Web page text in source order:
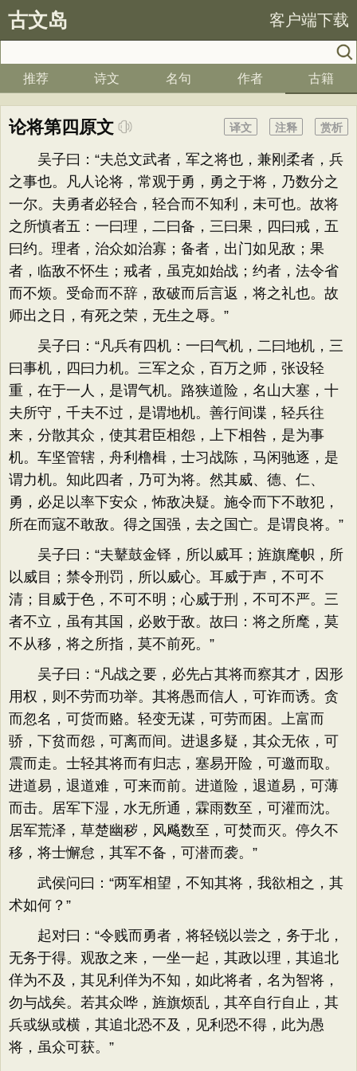
古文岛 客户端下载
推荐 诗文 名句 作者 古籍
论将第四原文 赏析
注释
译文
吴子曰：“夫总文武者，军之将也，兼刚柔者，兵
之事也。凡人论将，常观于勇，勇之于将，乃数分之
一尔。夫勇者必轻合，轻合而不知利，未可也。故将
之所慎者五：一曰理，二曰备，三曰果，四曰戒，五
曰约。理者，治众如治寡；备者，出门如见敌；果
者，临敌不怀生；戒者，虽克如始战；约者，法令省
而不烦。受命而不辞，敌破而后言返，将之礼也。故
师出之日，有死之荣，无生之辱。”
吴子曰：“凡兵有四机：一曰气机，二曰地机，三
曰事机，四曰力机。三军之众，百万之师，张设轻
重，在于一人，是谓气机。路狭道险，名山大塞，十
夫所守，千夫不过，是谓地机。善行间谍，轻兵往
来，分散其众，使其君臣相怨，上下相咎，是为事
机。车坚管辖，舟利橹楫，士习战陈，马闲驰逐，是
谓力机。知此四者，乃可为将。然其威、德、仁、
勇，必足以率下安众，怖敌决疑。施令而下不敢犯，
所在而寇不敢敌。得之国强，去之国亡。是谓良将。”
吴子曰：“夫鼙鼓金铎，所以威耳；旌旗麾帜，所
以威目；禁令刑罚，所以威心。耳威于声，不可不
清；目威于色，不可不明；心威于刑，不可不严。三
者不立，虽有其国，必败于敌。故曰：将之所麾，莫
不从移，将之所指，莫不前死。”
吴子曰：“凡战之要，必先占其将而察其才，因形
用权，则不劳而功举。其将愚而信人，可诈而诱。贪
而忽名，可货而赂。轻变无谋，可劳而困。上富而
骄，下贫而怨，可离而间。进退多疑，其众无依，可
震而走。士轻其将而有归志，塞易开险，可邀而取。
进道易，退道难，可来而前。进道险，退道易，可薄
而击。居军下湿，水无所通，霖雨数至，可灌而沈。
居军荒泽，草楚幽秽，风飚数至，可焚而灭。停久不
移，将士懈怠，其军不备，可潜而袭。”
武侯问曰：“两军相望，不知其将，我欲相之，其
术如何？”
起对曰：​“令贱而勇者，将轻锐以尝之，务于北，
无务于得。观敌之来，一坐一起，其政以理，其追北
佯为不及，其见利佯为不知，如此将者，名为智将，
勿与战矣。若其众哗，旌旗烦乱，其卒自行自止，其
兵或纵或横，其追北恐不及，见利恐不得，此为愚
将，虽众可获。​”